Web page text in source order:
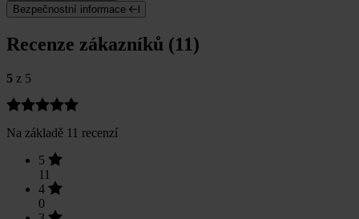
Bezpečnostní informace
Recenze zákazníků (11)
5 z 5
Na základě 11 recenzí
5
11
4
0